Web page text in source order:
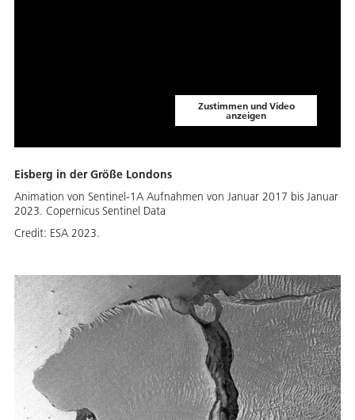
Zustimmen und Video
anzeigen
Eisberg in der Größe Londons
Animation von Sentinel-1A Aufnahmen von Januar 2017 bis Januar
2023. Copernicus Sentinel Data
Credit: ESA 2023.